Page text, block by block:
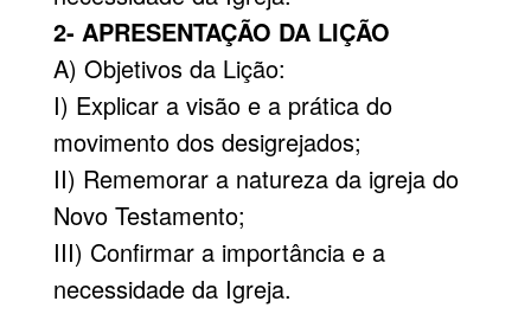
2- APRESENTAÇÃO DA LIÇÃO
A) Objetivos da Lição:
I) Explicar a visão e a prática do
movimento dos desigrejados;
II) Rememorar a natureza da igreja do
Novo Testamento;
III) Confirmar a importância e a
necessidade da Igreja.